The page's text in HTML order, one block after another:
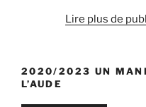
Lire plus de
2020/2023 UN
L’AUDE